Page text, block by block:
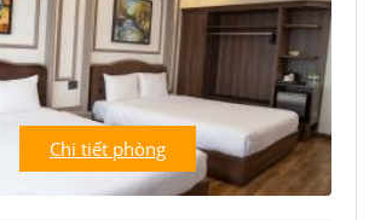
Chi tiết phòng